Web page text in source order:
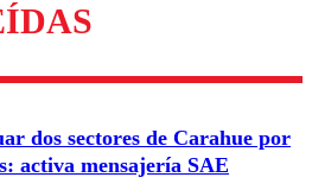
Enviar comentario
dos sectores de Carahue por
activa mensajería SAE